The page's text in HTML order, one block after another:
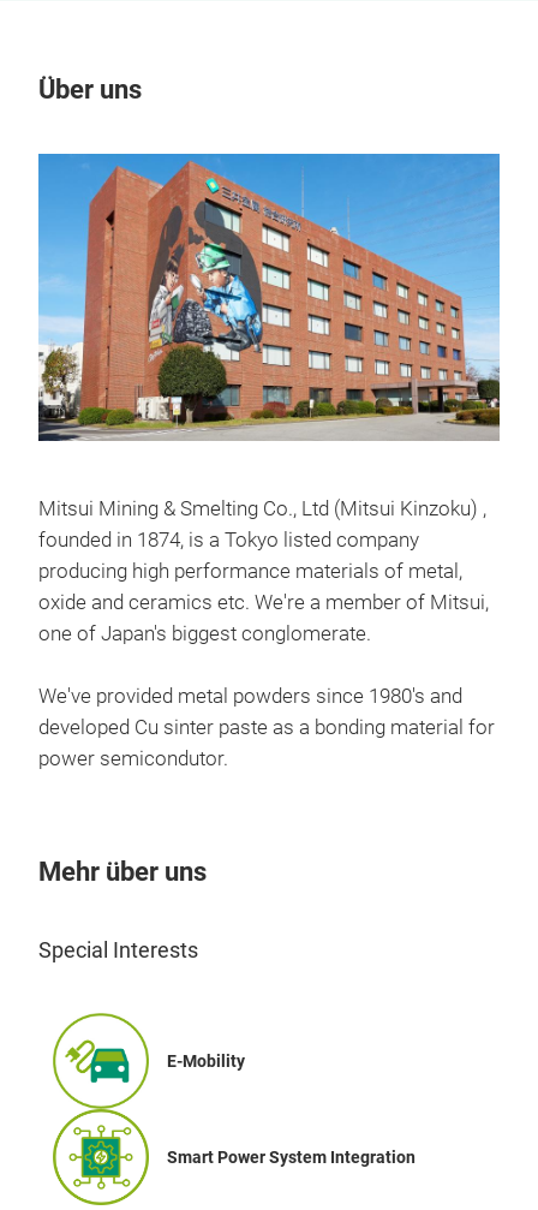
Über uns
Mitsui Mining & Smelting Co., Ltd (Mitsui Kinzoku) ,
founded in 1874, is a Tokyo listed company
producing high performance materials of metal,
oxide and ceramics etc. We're a member of Mitsui,
one of Japan's biggest conglomerate.
We've provided metal powders since 1980's and
developed Cu sinter paste as a bonding material for
power semicondutor.
Mehr über uns
Special Interests
E-Mobility
Smart Power System Integration